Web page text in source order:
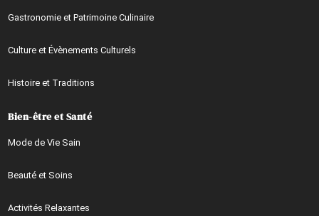
Gastronomie et Patrimoine Culinaire
Culture et Évènements Culturels
Histoire et Traditions
Bien-être et Santé
Mode de Vie Sain
Beauté et Soins
Activités Relaxantes